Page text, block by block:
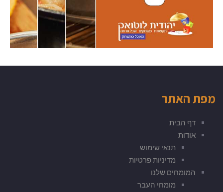
מפת האתר
דף הבית
אודות
תנאי שימוש
מדיניות פרטיות
המומחים שלנו
מומחי העבר